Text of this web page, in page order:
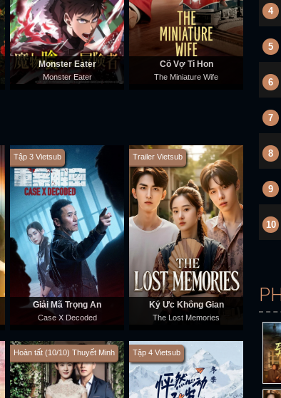
Monster Eater
Monster Eater
Cô Vợ Tí Hon
The Miniature Wife
Tập 3 Vietsub
Giải Mã Trọng Án
Case X Decoded
Trailer Vietsub
Ký Ức Không Gian
The Lost Memories
Hoàn tất (10/10) Thuyết Minh Tập 4 Vietsub
4
5
6
7
8
9
10